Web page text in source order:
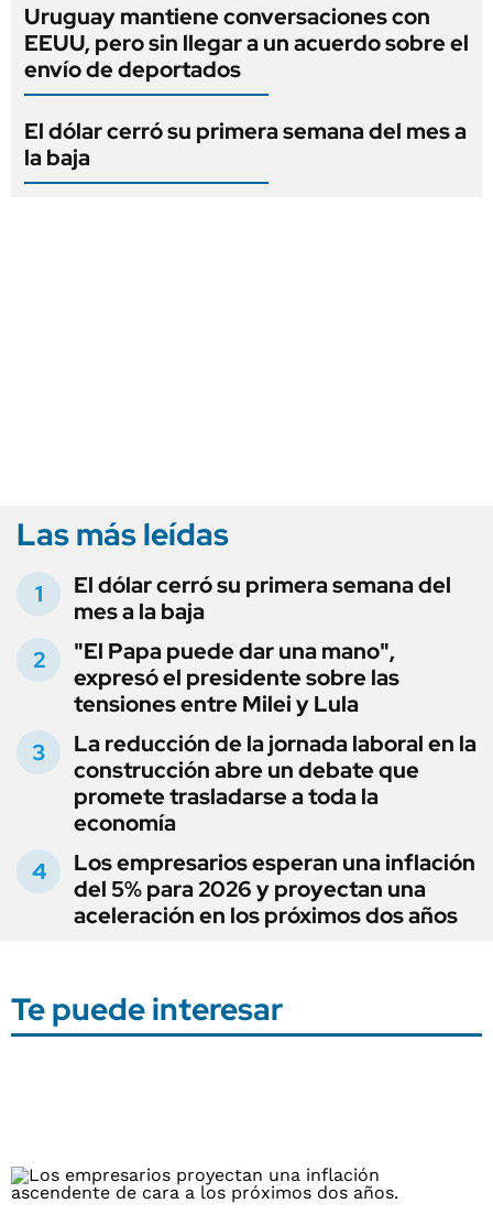
Uruguay mantiene conversaciones con
EEUU, pero sin llegar a un acuerdo sobre el
envío de deportados
El dólar cerró su primera semana del mes a
la baja
Las más leídas
El dólar cerró su primera semana del
mes a la baja
"El Papa puede dar una mano",
expresó el presidente sobre las
tensiones entre Milei y Lula
La reducción de la jornada laboral en la
construcción abre un debate que
promete trasladarse a toda la
economía
Los empresarios esperan una inflación
del 5% para 2026 y proyectan una
aceleración en los próximos dos años
Te puede interesar